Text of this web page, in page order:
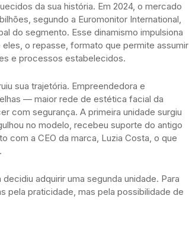
da sua história. Em 2024, o mercado
segundo a Euromonitor International,
do segmento. Esse dinamismo impulsiona
o repasse, formato que permite assumir
e processos estabelecidos.
sua trajetória. Empreendedora e
— maior rede de estética facial da
com segurança. A primeira unidade surgiu
no modelo, recebeu suporte do antigo
com a CEO da marca, Luzia Costa, o que
adquirir uma segunda unidade. Para
pela praticidade, mas pela possibilidade de